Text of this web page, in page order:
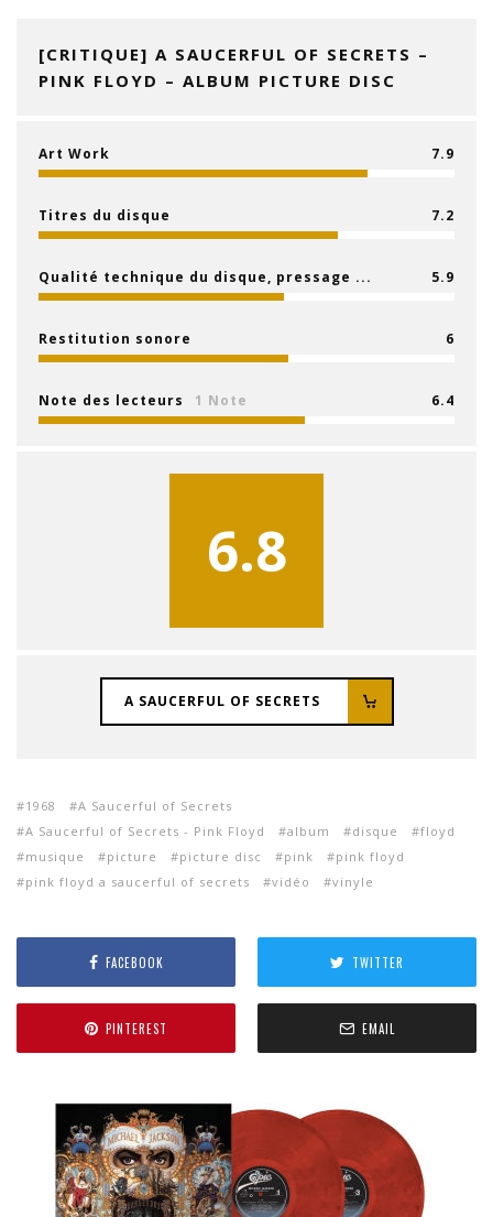
[CRITIQUE] A SAUCERFUL OF SECRETS –
PINK FLOYD – ALBUM PICTURE DISC
Art Work 7.9
Titres du disque 7.2
Qualité technique du disque, pressage ... 5.9
Restitution sonore 6
Note des lecteurs 1 Note 6.4
6.8
A SAUCERFUL OF SECRETS
1968
A Saucerful of Secrets
A Saucerful of Secrets - Pink Floyd
album disque
floyd
musique
picture picture disc pink
pink floyd
pink floyd a saucerful of secrets
vidéo vinyle
FACEBOOK TWITTER
PINTEREST EMAIL